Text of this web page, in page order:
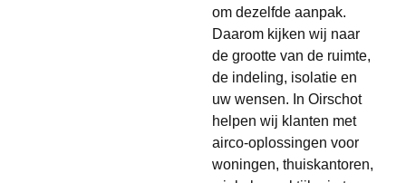
om dezelfde aanpak.
Daarom kijken wij naar
de grootte van de ruimte,
de indeling, isolatie en
uw wensen. In Oirschot
helpen wij klanten met
airco-oplossingen voor
woningen, thuiskantoren,